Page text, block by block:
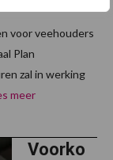
voor veehouders
Plan
zal in werking
meer
Voorko